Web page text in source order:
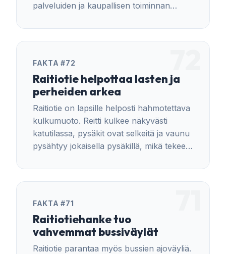
palveluiden ja kaupallisen toiminnan
FAKTA #72
Raitiotie helpottaa lasten ja
perheiden arkea
Raitiotie on lapsille helposti hahmotettava
kulkumuoto. Reitti kulkee näkyvästi
katutilassa, pysäkit ovat selkeitä ja vaunu
pysähtyy jokaisella pysäkillä, mikä tekee
itsenäistä kulkemista.
FAKTA #71
Raitiotiehanke tuo
vahvemmat bussiväylät
Raitiotie parantaa myös bussien ajoväyliä.